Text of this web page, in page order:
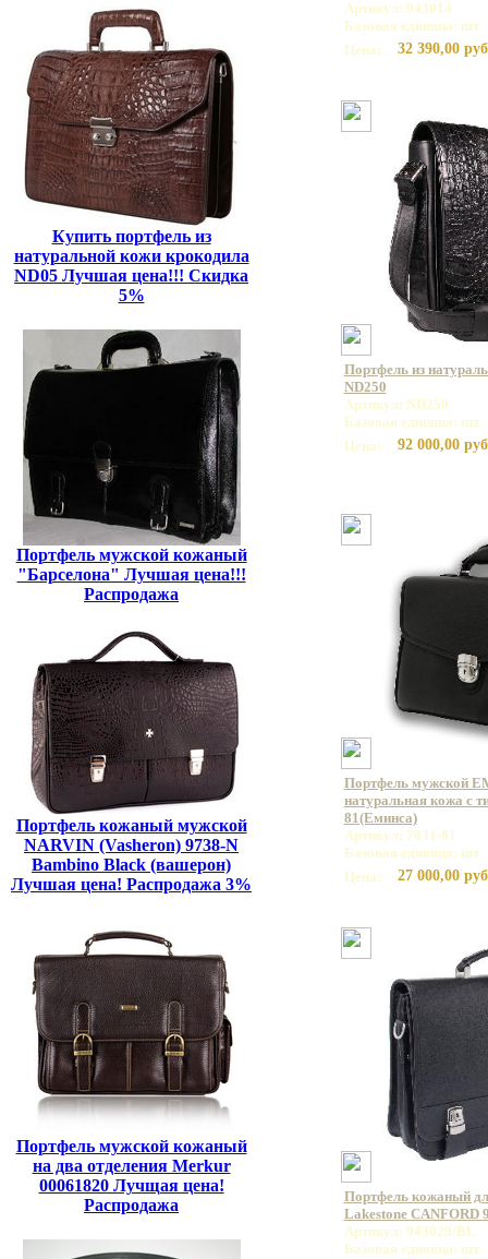
Купить портфель из
натуральной кожи крокодила
ND05 Лучшая цена!!! Скидка
5%
Портфель мужской кожаный
"Барселона" Лучшая цена!!!
Распродажа
Портфель кожаный мужской
NARVIN (Vasheron) 9738-N
Bambino Black (вашерон)
Лучшая цена! Распродажа 3%
Портфель мужской кожаный
на два отделения Merkur
00061820 Лучщая цена!
Распродажа
Артикул: 943014
Базовая единица: шт
Цена:
32 390,00
Портфель из
ND250
Артикул: ND250
Базовая единица: шт
Цена:
92 000,00
Портфель мужской
натуральная кожа с
81(Еминса)
Артикул: 7031-81
Базовая единица: шт
Цена:
27 000,00
Портфель кожаный
Lakestone CANFORD
Артикул: 943029/BL
Базовая единица: шт